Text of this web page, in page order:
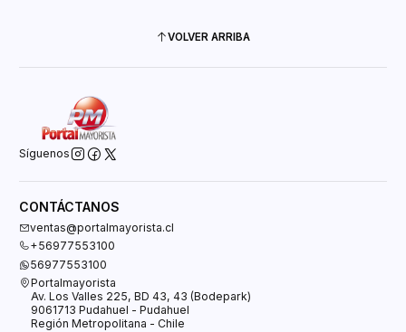
VOLVER ARRIBA
Síguenos
CONTÁCTANOS
ventas@portalmayorista.cl
+56977553100
56977553100
Portalmayorista
Av. Los Valles 225, BD 43, 43 (Bodepark)
9061713 Pudahuel - Pudahuel
Región Metropolitana - Chile